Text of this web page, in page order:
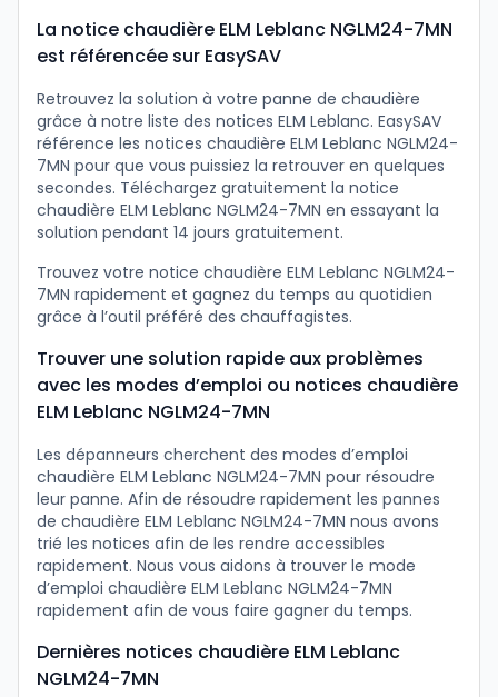
La notice chaudière ELM Leblanc NGLM24-7MN
est référencée sur EasySAV
Retrouvez la solution à votre panne de chaudière
grâce à notre liste des notices ELM Leblanc. EasySAV
référence les notices chaudière ELM Leblanc NGLM24-
7MN pour que vous puissiez la retrouver en quelques
secondes. Téléchargez gratuitement la notice
chaudière ELM Leblanc NGLM24-7MN en essayant la
solution pendant 14 jours gratuitement.
Trouvez votre notice chaudière ELM Leblanc NGLM24-
7MN rapidement et gagnez du temps au quotidien
grâce à l’outil préféré des chauffagistes.
Trouver une solution rapide aux problèmes
avec les modes d’emploi ou notices chaudière
ELM Leblanc NGLM24-7MN
Les dépanneurs cherchent des modes d’emploi
chaudière ELM Leblanc NGLM24-7MN pour résoudre
leur panne. Afin de résoudre rapidement les pannes
de chaudière ELM Leblanc NGLM24-7MN nous avons
trié les notices afin de les rendre accessibles
rapidement. Nous vous aidons à trouver le mode
d’emploi chaudière ELM Leblanc NGLM24-7MN
rapidement afin de vous faire gagner du temps.
Dernières notices chaudière ELM Leblanc
NGLM24-7MN